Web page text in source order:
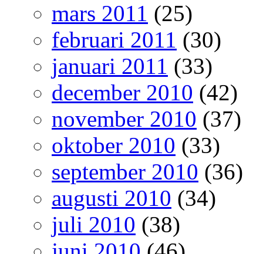
mars 2011 (25)
februari 2011 (30)
januari 2011 (33)
december 2010 (42)
november 2010 (37)
oktober 2010 (33)
september 2010 (36)
augusti 2010 (34)
juli 2010 (38)